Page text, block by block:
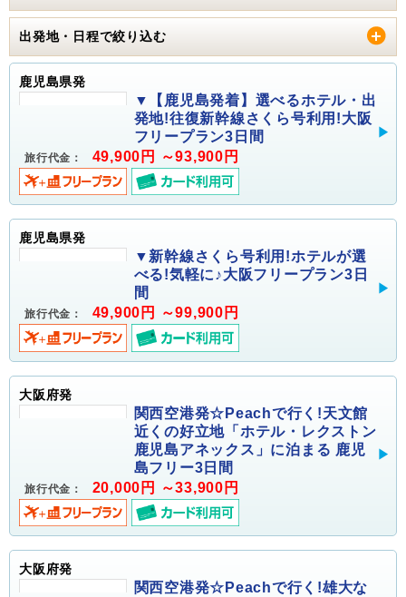
出発地・日程で絞り込む
鹿児島県発
▼【鹿児島発着】選べるホテル・出
発地!往復新幹線さくら号利用!大阪
フリープラン3日間
旅行代金： 49,900円 ～93,900円
鹿児島県発
▼新幹線さくら号利用!ホテルが選
べる!気軽に♪大阪フリープラン3日
間
旅行代金： 49,900円 ～99,900円
大阪府発
関西空港発☆Peachで行く!天文館
近くの好立地「ホテル・レクストン
鹿児島アネックス」に泊まる 鹿児
島フリー3日間
旅行代金： 20,000円 ～33,900円
大阪府発
関西空港発☆Peachで行く!雄大な